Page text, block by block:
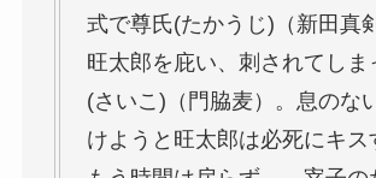
式で尊氏(たかうじ)（新田真
旺太郎を庇い、刺されてしま
(さいこ)（門脇麦）。息のな
けようと旺太郎は必死にキス